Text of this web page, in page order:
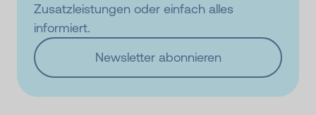
Zusatzleistungen oder einfach alles
informiert.
Newsletter abonnieren